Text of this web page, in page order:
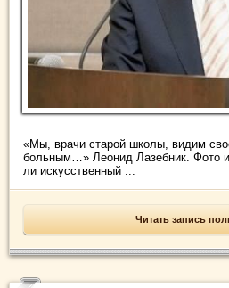
«Мы, врачи старой школы, видим
больным…» Леонид Лазебник. Фото
ли искусственный ...
Читать запись